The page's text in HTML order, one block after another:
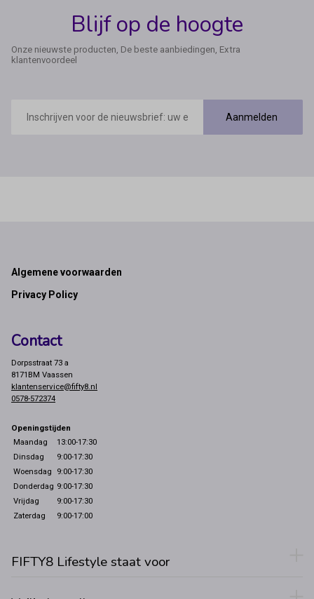
Blijf op de hoogte
Onze nieuwste producten, De beste aanbiedingen, Extra
klantenvoordeel
mailadres
Aanmelden
Footer
Algemene voorwaarden
Privacy Policy
Contact
Dorpsstraat 73 a
8171BM Vaassen
klantenservice@fifty8.nl
0578-572374
Openingstijden
Maandag
13:00-17:30
Dinsdag
9:00-17:30
Woensdag
9:00-17:30
Donderdag 9:00-17:30
Vrijdag
9:00-17:30
Zaterdag
9:00-17:00
FIFTY8 Lifestyle staat voor